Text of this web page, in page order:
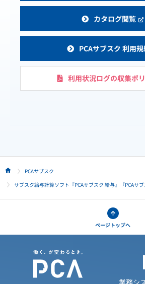
カタログ閲覧
PCAサブスク 利用
利用状況ログの収集ポ
HOME PCAサブスク
サブスク給与計算ソフト『PCAサブスク 給与』『PCAサブ
ページトップへ
業務シ